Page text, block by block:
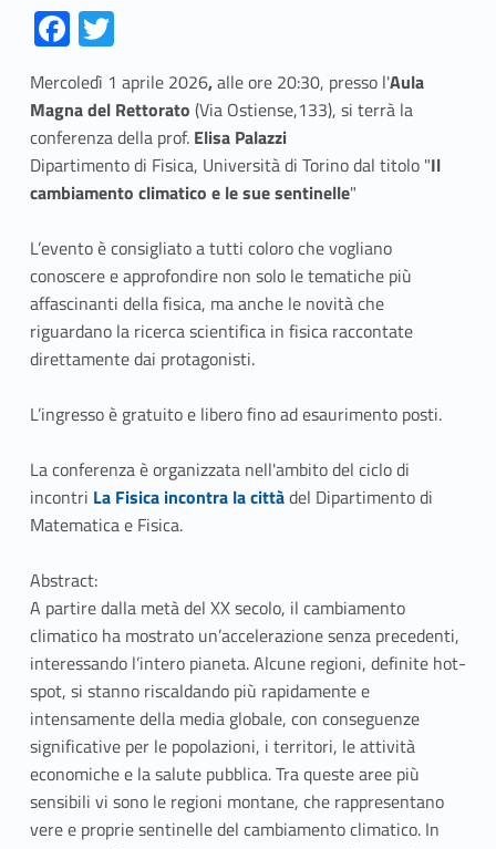
Fa
ce
b
o
o
k
T
w
itt
er
Mercoledì 1 aprile 2026,alle ore 20:30, presso l'Aula
Magna del Rettorato (Via Ostiense,133), si terrà la
conferenza della prof. Elisa Palazzi
Dipartimento di Fisica, Università di Torino dal titolo "Il
cambiamento climatico e le sue sentinelle"
L’evento è consigliato a tutti coloro che vogliano
conoscere e approfondire non solo le tematiche più
affascinanti della fisica, ma anche le novità che
riguardano la ricerca scientifica in fisica raccontate
direttamente dai protagonisti.
L’ingresso è gratuito e libero fino ad esaurimento posti.
La conferenza è organizzata nell'ambito del ciclo di
incontri Link identifier #identifier__161835-1La Fisica incontra la cittàdel Dipartimento di
Matematica e Fisica.
Abstract:
A partire dalla metà del XX secolo, il cambiamento
climatico ha mostrato un’accelerazione senza precedenti,
interessando l’intero pianeta. Alcune regioni, definite hot-
spot, si stanno riscaldando più rapidamente e
intensamente della media globale, con conseguenze
significative per le popolazioni, i territori, le attività
economiche e la salute pubblica. Tra queste aree più
sensibili vi sono le regioni montane, che rappresentano
vere e proprie sentinelle del cambiamento climatico. In